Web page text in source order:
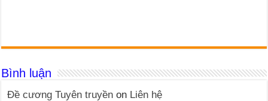
Bình luận
Đề cương Tuyên truyền on Liên hệ